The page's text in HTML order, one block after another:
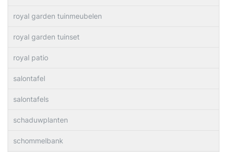
royal garden tuinmeubelen
royal garden tuinset
royal patio
salontafel
salontafels
schaduwplanten
schommelbank